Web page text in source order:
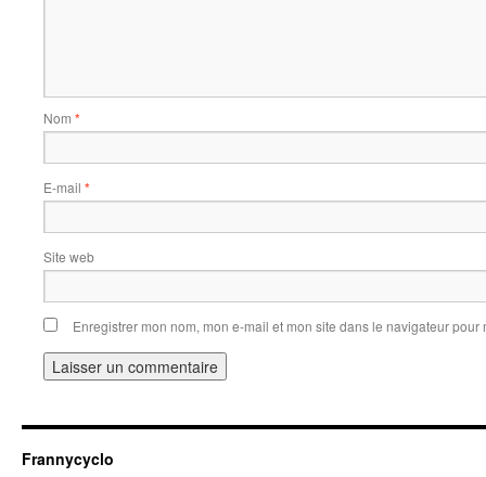
Nom *
E-mail *
Site web
Enregistrer mon nom, mon e-mail et mon site dans le navigateur
Frannycyclo